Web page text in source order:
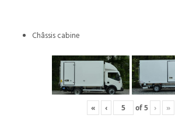
Châssis cabine
« ‹ of5 › »